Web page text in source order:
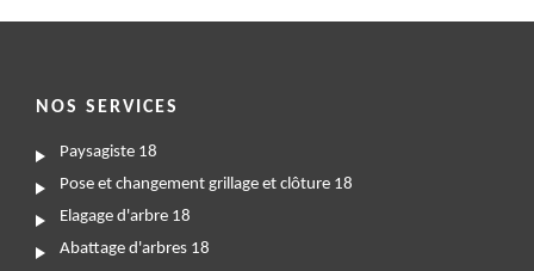
NOS SERVICES
Paysagiste 18
Pose et changement grillage et clôture 18
Elagage d'arbre 18
Abattage d'arbres 18